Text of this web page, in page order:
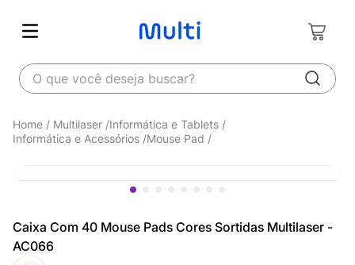
O que você deseja buscar?
Multilaser Informática e Tablets
Informática e Acessórios Mouse Pad
Caixa Com 40 Mouse Pads Cores Sortidas Multilaser -
AC066